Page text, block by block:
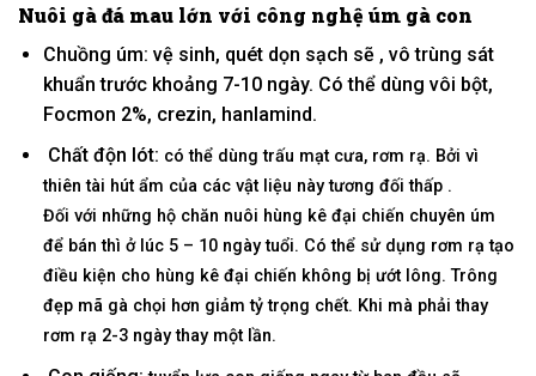
Nuôi gà đá mau lớn với công nghệ úm gà con
Chuồng úm: vệ sinh, quét dọn sạch sẽ , vô trùng sát
khuẩn trước khoảng 7-10 ngày. Có thể dùng vôi bột,
Focmon 2%, crezin, hanlamind.
Chất độn lót: có thể dùng trấu mạt cưa, rơm rạ. Bởi vì
thiên tài hút ẩm của các vật liệu nàytương đối thấp.
Đối với những hộ chăn nuôi hùng kê đại chiến chuyên úm
để bán thì ở lúc5 – 10 ngày tuổi. Có thể sử dụng rơm rạtạo
điều kiện cho hùng kê đại chiến không bị ướt lông. Trông
đẹp mã gà chọi hơn giảm tỷ trọng chết. Khi màphải thay
rơm rạ 2-3 ngày thay mộtlần.